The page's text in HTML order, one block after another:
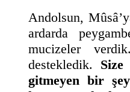
Andolsun,
ardarda
mucizeler
destekledik.
gitmeyen bir